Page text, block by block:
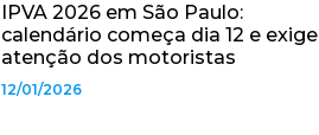
IPVA 2026 em São Paulo:
calendário começa dia 12 e exige
atenção dos motoristas
12/01/2026